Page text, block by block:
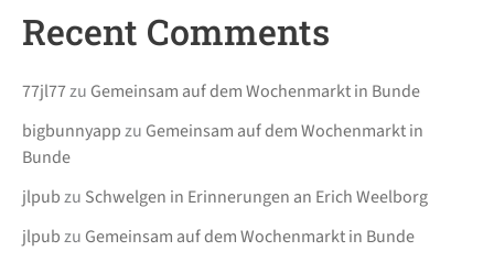
Recent Comments
77jl77zu Gemeinsam auf dem Wochenmarkt in Bunde
bigbunnyappzu Gemeinsam auf dem Wochenmarkt in
Bunde
jlpubzu Schwelgen in Erinnerungen an Erich Weelborg
jlpubzu Gemeinsam auf dem Wochenmarkt in Bunde